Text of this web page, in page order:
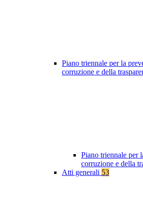
Piano triennale per la
corruzione e della
Piano triennale per
corruzione e della
Atti generali 53